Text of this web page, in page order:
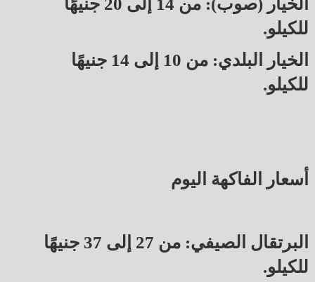
الخيار (صوب): من 14 إلى 20 جنيهًا
للكيلو.
الخيار البلدي: من 10 إلى 14 جنيهًا
للكيلو.
أسعار الفاكهة اليوم
البرتقال الصيفي: من 27 إلى 37 جنيهًا
للكيلو.